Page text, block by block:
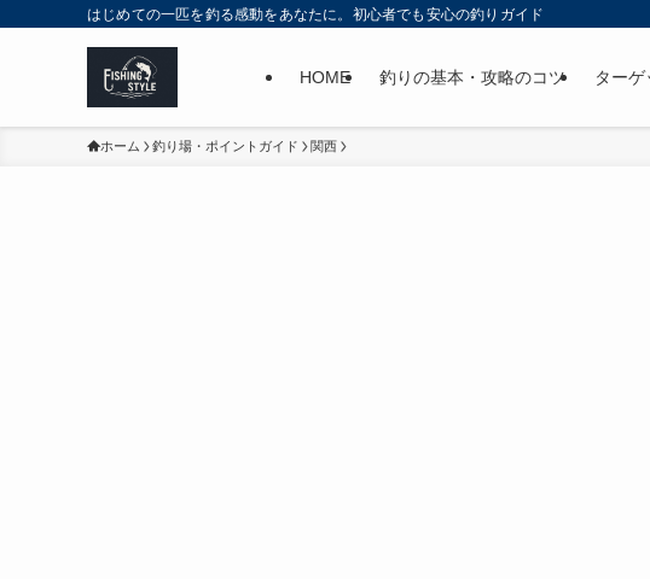
はじめての一匹を釣る感動をあなたに。初心者でも安心の釣りガイド
HOME 釣りの基本・攻略のコツ ター
ホーム 釣り場・ポイントガイド 関西